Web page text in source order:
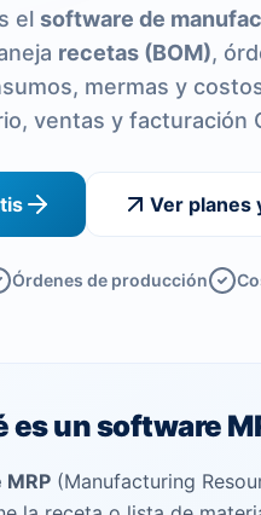
el software de
recetas (BOM),
mermas y
ventas y facturación
Ver planes
Órdenes de producción
es un software
(Manufacturing